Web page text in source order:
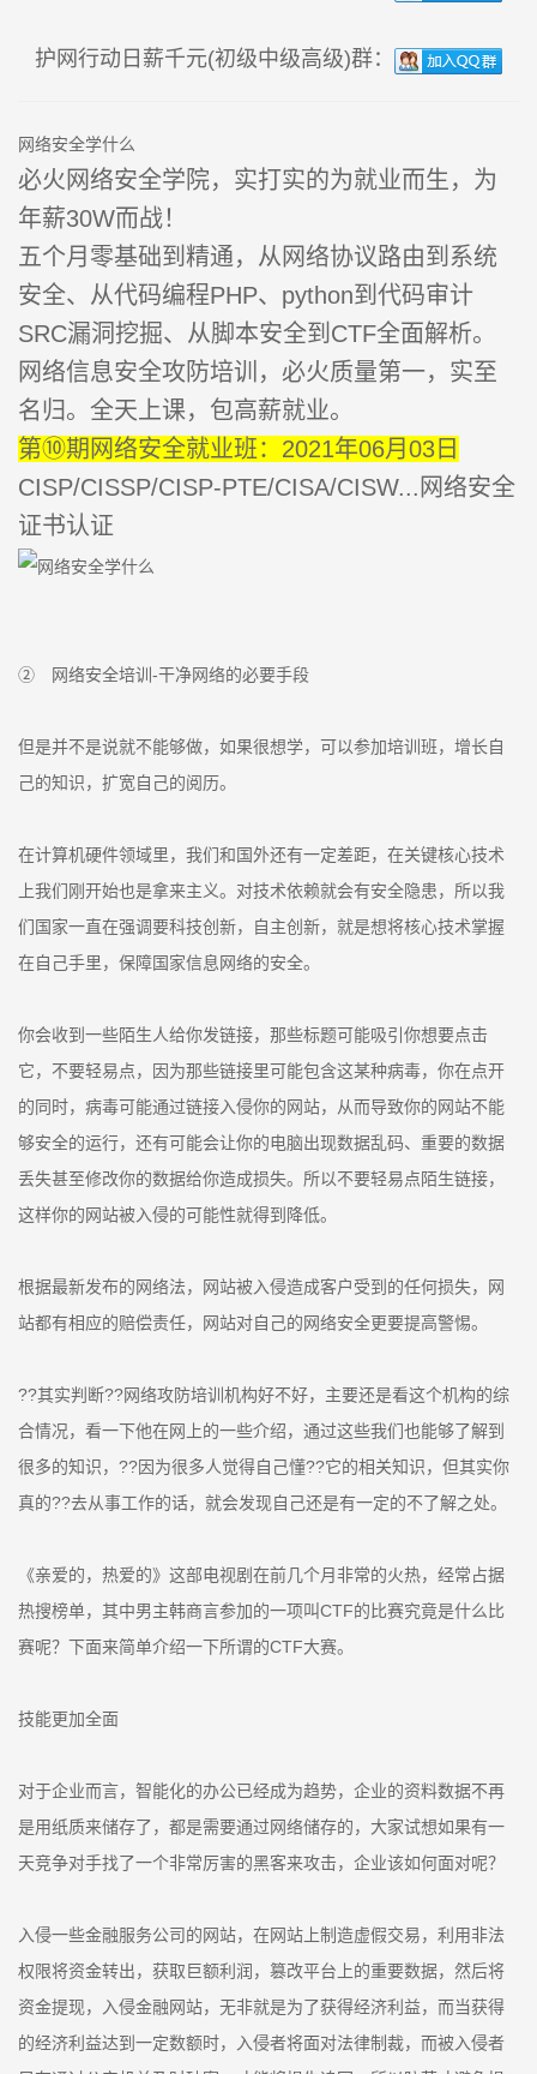
护网行动日薪千元(初级中级高级)群：
网络安全学什么
必火网络安全学院，实打实的为就业而生，为
年薪30W而战！
五个月零基础到精通，从网络协议路由到系统
安全、从代码编程PHP、python到代码审计
SRC漏洞挖掘、从脚本安全到CTF全面解析。
网络信息安全攻防培训，必火质量第一，实至
名归。全天上课，包高薪就业。
第⑩期网络安全就业班：2021年06月03日
CISP/CISSP/CISP-PTE/CISA/CISW...网络安全
证书认证
② 网络安全培训-干净网络的必要手段
但是并不是说就不能够做，如果很想学，可以参加培训班，增长自
己的知识，扩宽自己的阅历。
在计算机硬件领域里，我们和国外还有一定差距，在关键核心技术
上我们刚开始也是拿来主义。对技术依赖就会有安全隐患，所以我
们国家一直在强调要科技创新，自主创新，就是想将核心技术掌握
在自己手里，保障国家信息网络的安全。
你会收到一些陌生人给你发链接，那些标题可能吸引你想要点击
它，不要轻易点，因为那些链接里可能包含这某种病毒，你在点开
的同时，病毒可能通过链接入侵你的网站，从而导致你的网站不能
够安全的运行，还有可能会让你的电脑出现数据乱码、重要的数据
丢失甚至修改你的数据给你造成损失。所以不要轻易点陌生链接，
这样你的网站被入侵的可能性就得到降低。
根据最新发布的网络法，网站被入侵造成客户受到的任何损失，网
站都有相应的赔偿责任，网站对自己的网络安全更要提高警惕。
??其实判断??网络攻防培训机构好不好，主要还是看这个机构的综
合情况，看一下他在网上的一些介绍，通过这些我们也能够了解到
很多的知识，??因为很多人觉得自己懂??它的相关知识，但其实你
真的??去从事工作的话，就会发现自己还是有一定的不了解之处。
《亲爱的，热爱的》这部电视剧在前几个月非常的火热，经常占据
热搜榜单，其中男主韩商言参加的一项叫CTF的比赛究竟是什么比
赛呢？下面来简单介绍一下所谓的CTF大赛。
技能更加全面
对于企业而言，智能化的办公已经成为趋势，企业的资料数据不再
是用纸质来储存了，都是需要通过网络储存的，大家试想如果有一
天竞争对手找了一个非常厉害的黑客来攻击，企业该如何面对呢？
入侵一些金融服务公司的网站，在网站上制造虚假交易，利用非法
权限将资金转出，获取巨额利润，篡改平台上的重要数据，然后将
资金提现，入侵金融网站，无非就是为了获得经济利益，而当获得
的经济利益达到一定数额时，入侵者将面对法律制裁，而被入侵者